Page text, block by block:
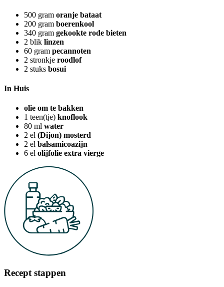
500 gram oranje bataat
200 gram boerenkool
340 gram gekookte rode bieten
2 blik linzen
60 gram pecannoten
2 stronkje roodlof
2 stuks bosui
In Huis
olie om te bakken
1 teen(tje) knoflook
80 ml water
2 el (Dijon) mosterd
2 el balsamicoazijn
6 el olijfolie extra vierge
Recept stappen